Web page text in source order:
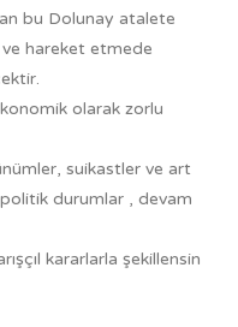
bu Dolunay atalete
hareket etmede
olarak zorlu
suikastler ve art
durumlar , devam
kararlarla şekillensin